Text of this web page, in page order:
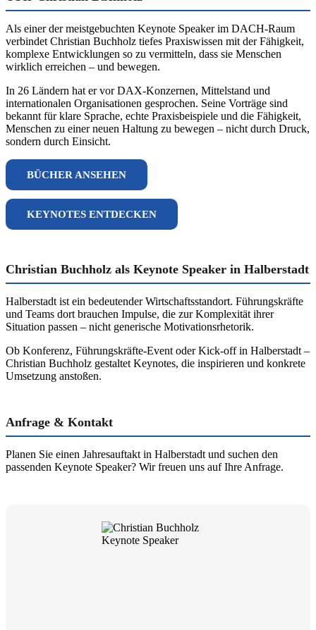
Als einer der meistgebuchten Keynote Speaker im DACH-Raum
verbindet Christian Buchholz tiefes Praxiswissen mit der Fähigkeit,
komplexe Entwicklungen so zu vermitteln, dass sie Menschen
wirklich erreichen – und bewegen.
In 26 Ländern hat er vor DAX-Konzernen, Mittelstand und
internationalen Organisationen gesprochen. Seine Vorträge sind
bekannt für klare Sprache, echte Praxisbeispiele und die Fähigkeit,
Menschen zu einer neuen Haltung zu bewegen – nicht durch Druck,
sondern durch Einsicht.
BÜCHER ANSEHEN
KEYNOTES ENTDECKEN
Christian Buchholz als Keynote Speaker in Halberstadt
Halberstadt ist ein bedeutender Wirtschaftsstandort. Führungskräfte
und Teams dort brauchen Impulse, die zur Komplexität ihrer
Situation passen – nicht generische Motivationsrhetorik.
Ob Konferenz, Führungskräfte-Event oder Kick-off in Halberstadt –
Christian Buchholz gestaltet Keynotes, die inspirieren und konkrete
Umsetzung anstoßen.
Anfrage & Kontakt
Planen Sie einen Jahresauftakt in Halberstadt und suchen den
passenden Keynote Speaker? Wir freuen uns auf Ihre Anfrage.